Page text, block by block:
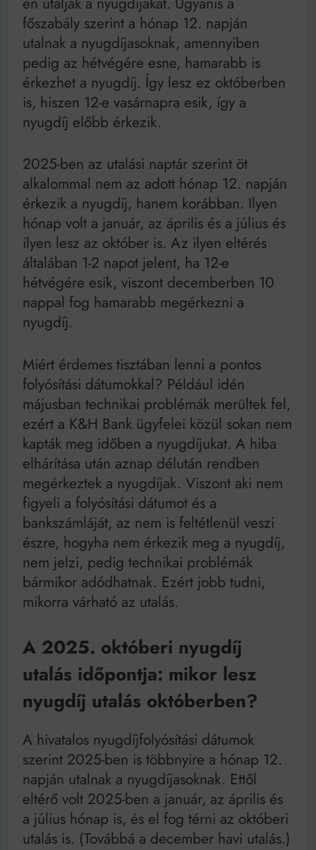
Mindenki a világot akarja uralni – de nem csak a 80-
as években
Bitumenes lapostetők: a bevált technológia akkor
működik, ha jól van felújítva
főszabály szerint a hónap 12. napján
utalnak a nyugdíjasoknak, amennyiben
pedig az hétvégére esne, hamarabb is
érkezhet a nyugdíj. Így lesz ez októberben
is, hiszen 12-e vasárnapra esik, így a
nyugdíj előbb érkezik.
2025-ben az utalási naptár szerint öt
alkalommal nem az adott hónap 12. napján
érkezik a nyugdíj, hanem korábban. Ilyen
hónap volt a január, az április és a július és
ilyen lesz az október is. Az ilyen eltérés
általában 1-2 napot jelent, ha 12-e
hétvégére esik, viszont decemberben 10
nappal fog hamarabb megérkezni a
nyugdíj.
Miért érdemes tisztában lenni a pontos
folyósítási dátumokkal? Például idén
májusban technikai problémák merültek fel,
ezért a K&H Bank ügyfelei közül sokan nem
kapták meg időben a nyugdíjukat. A hiba
elhárítása után aznap délután rendben
megérkeztek a nyugdíjak. Viszont aki nem
figyeli a folyósítási dátumot és a
bankszámláját, az nem is feltétlenül veszi
észre, hogyha nem érkezik meg a nyugdíj,
nem jelzi, pedig technikai problémák
bármikor adódhatnak. Ezért jobb tudni,
mikorra várható az utalás.
A 2025. októberi nyugdíj
utalás időpontja: mikor lesz
nyugdíj utalás októberben?
A hivatalos nyugdíjfolyósítási dátumok
szerint 2025-ben is többnyire a hónap 12.
napján utalnak a nyugdíjasoknak. Ettől
eltérő volt 2025-ben a január, az április és
a július hónap is, és el fog térni az októberi
utalás is. (Továbbá a december havi utalás.)